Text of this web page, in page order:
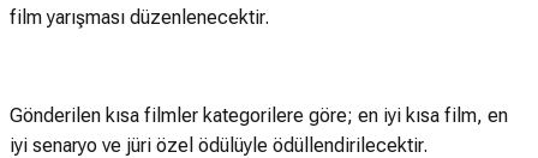
film yarışması düzenlenecektir.
Gönderilen kısa filmler kategorilere göre; en iyi kısa film, en
iyi senaryo ve jüri özel ödülüyle ödüllendirilecektir.